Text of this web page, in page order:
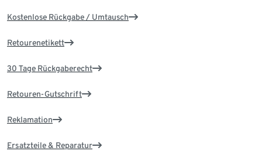
Kostenlose Rückgabe / Umtausch
Retourenetikett
30 Tage Rückgaberecht
Retouren-Gutschrift
Reklamation
Ersatzteile & Reparatur